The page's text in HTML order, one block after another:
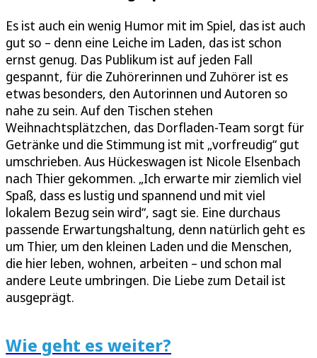
Es ist auch ein wenig Humor mit im Spiel, das ist auch
gut so – denn eine Leiche im Laden, das ist schon
ernst genug. Das Publikum ist auf jeden Fall
gespannt, für die Zuhörerinnen und Zuhörer ist es
etwas besonders, den Autorinnen und Autoren so
nahe zu sein. Auf den Tischen stehen
Weihnachtsplätzchen, das Dorfladen-Team sorgt für
Getränke und die Stimmung ist mit „vorfreudig“ gut
umschrieben. Aus Hückeswagen ist Nicole Elsenbach
nach Thier gekommen. „Ich erwarte mir ziemlich viel
Spaß, dass es lustig und spannend und mit viel
lokalem Bezug sein wird“, sagt sie. Eine durchaus
passende Erwartungshaltung, denn natürlich geht es
um Thier, um den kleinen Laden und die Menschen,
die hier leben, wohnen, arbeiten – und schon mal
andere Leute umbringen. Die Liebe zum Detail ist
ausgeprägt.
Wie geht es weiter?